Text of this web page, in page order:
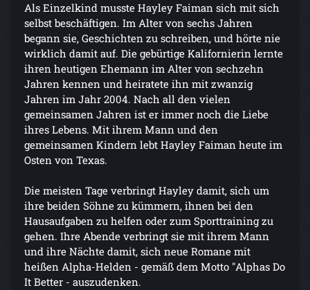
Als Einzelkind musste Hayley Faiman sich mit sich
selbst beschäftigen. Im Alter von sechs Jahren
begann sie, Geschichten zu schreiben, und hörte nie
wirklich damit auf. Die gebürtige Kalifornierin lernte
ihren heutigen Ehemann im Alter von sechzehn
Jahren kennen und heiratete ihn mit zwanzig
Jahren im Jahr 2004. Nach all den vielen
gemeinsamen Jahren ist er immer noch die Liebe
ihres Lebens. Mit ihrem Mann und den
gemeinsamen Kindern lebt Hayley Faiman heute im
Osten von Texas.
Die meisten Tage verbringt Hayley damit, sich um
ihre beiden Söhne zu kümmern, ihnen bei den
Hausaufgaben zu helfen oder zum Sporttraining zu
gehen. Ihre Abende verbringt sie mit ihrem Mann
und ihre Nächte damit, sich neue Romane mit
heißen Alpha-Helden - gemäß dem Motto "Alphas Do
It Better - auszudenken.